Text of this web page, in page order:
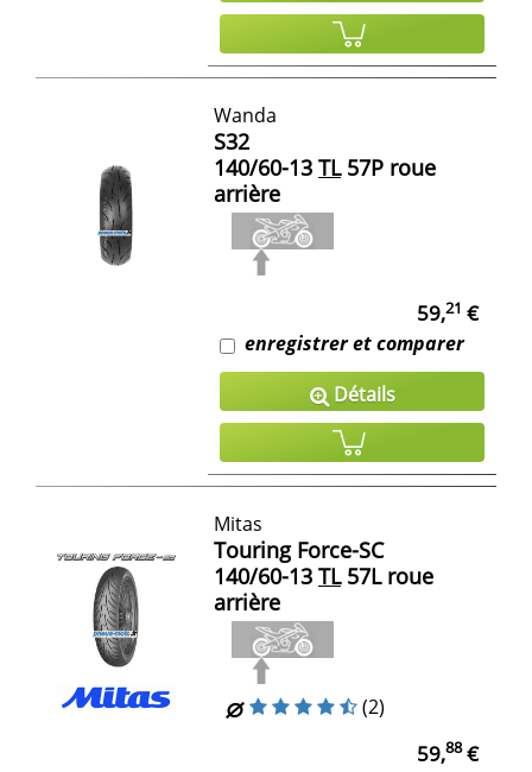
Wanda
S32
140/60-13 TL57P roue
arrière
59,21 €
enregistrer et comparer
Détails
Mitas
Touring Force-SC
140/60-13 TL57L roue
arrière
(2)
59,88€